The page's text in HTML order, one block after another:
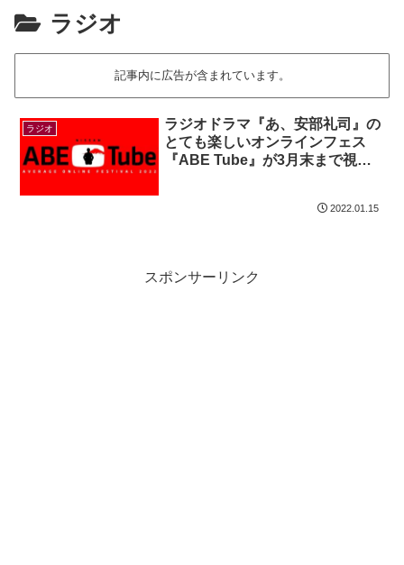
ラジオ
記事内に広告が含まれています。
ラジオ
ラジオドラマ『あ、安部礼司』の
とても楽しいオンラインフェス
『ABE Tube』が3月末まで視聴
2022.01.15
スポンサーリンク